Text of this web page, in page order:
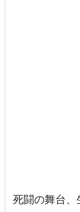
死闘の舞台、